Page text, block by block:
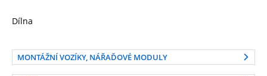
Dílna
MONTÁŽNÍ VOZÍKY, NÁŘAĎOVÉ MODULY